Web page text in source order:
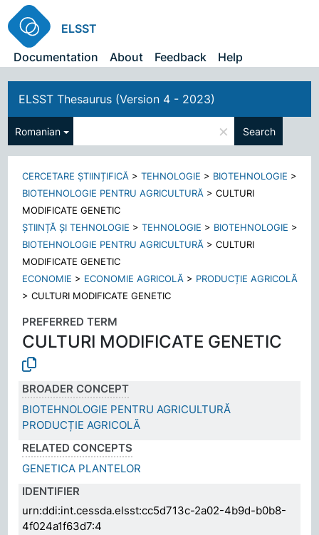
ELSST
Documentation
About Feedback Help
ELSST Thesaurus (Version 4 - 2023)
Romanian × Search
CERCETARE ȘTIINȚIFICĂ >TEHNOLOGIE > BIOTEHNOLOGIE >
BIOTEHNOLOGIE PENTRU AGRICULTURĂ >CULTURI
MODIFICATE GENETIC
ȘTIINȚĂ ȘI TEHNOLOGIE >TEHNOLOGIE > BIOTEHNOLOGIE >
BIOTEHNOLOGIE PENTRU AGRICULTURĂ >CULTURI
MODIFICATE GENETIC
ECONOMIE > ECONOMIE AGRICOLĂ > PRODUCȚIE AGRICOLĂ
>CULTURI MODIFICATE GENETIC
PREFERRED TERM
CULTURI MODIFICATE GENETIC
BROADER CONCEPT
BIOTEHNOLOGIE PENTRU AGRICULTURĂ
PRODUCȚIE AGRICOLĂ
RELATED CONCEPTS
GENETICA PLANTELOR
IDENTIFIER
urn:ddi:int.cessda.elsst:cc5d713c-2a02-4b9d-b0b8-
4f024a1f63d7:4